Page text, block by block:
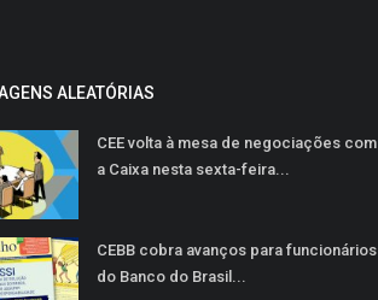
ALEATÓRIAS
CEE volta à mesa de negociações com
a Caixa nesta sexta-feira...
CEBB cobra avanços para funcionários
do Banco do Brasil...